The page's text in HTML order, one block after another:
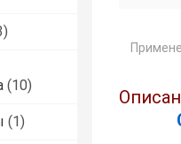
(10)
(1)